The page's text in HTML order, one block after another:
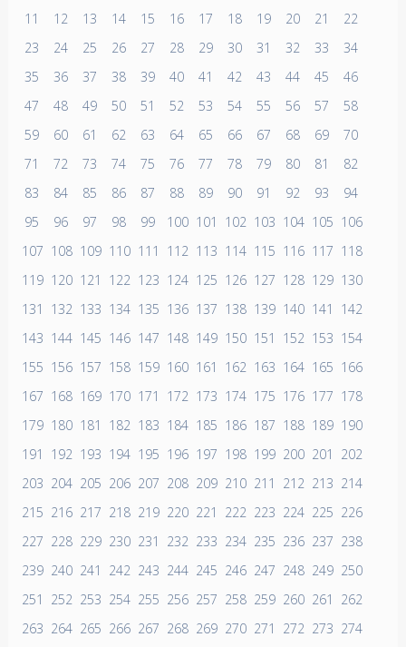
11 12 13 14 15 16 17 18 19 20 21
22
23
24 25 26 27 28 29 30 31 32 33
34
35
36 37 38 39 40 41 42 43 44 45
46
47
48 49 50 51 52 53 54 55 56 57
58
59
60 61 62 63 64 65 66 67 68 69
70
71
72 73 74 75 76 77 78 79 80 81
82
83
84 85 86 87 88 89 90 91 92 93
94
95
96 97 98 99 100 101 102 103 104 105 106
107 108 109 110 111 112 113 114 115 116 117 118
119 120 121 122 123 124 125 126 127 128 129 130
131
132 133 134 135 136 137 138 139 140 141
142
143 144 145 146 147 148 149 150 151 152 153 154
155 156 157 158 159 160 161 162 163 164 165 166
167 168 169 170 171 172 173 174 175 176 177 178
179 180 181 182 183 184 185 186 187 188 189 190
191
192 193 194 195 196 197 198 199 200 201
202
203 204 205 206 207 208 209 210 211 212 213 214
215 216 217 218 219 220 221 222 223 224 225 226
227 228 229 230 231 232 233 234 235 236 237 238
239 240 241 242 243 244 245 246 247 248 249 250
251
252 253 254 255 256 257 258 259 260 261
262
263 264 265 266 267 268 269 270 271 272 273 274